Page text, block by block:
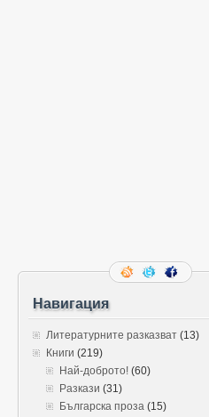
Навигация
Литературните разказват (13)
Книги (219)
Най-доброто! (60)
Разкази (31)
Българска проза (15)